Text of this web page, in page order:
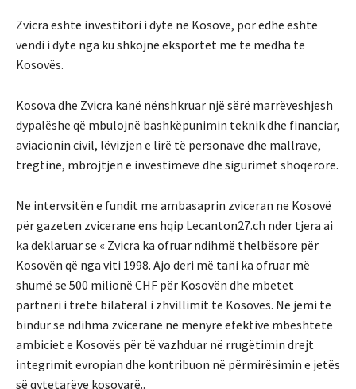
Zvicra është investitori i dytë në Kosovë, por edhe është
vendi i dytë nga ku shkojnë eksportet më të mëdha të
Kosovës.
Kosova dhe Zvicra kanë nënshkruar një sërë marrëveshjesh
dypalëshe që mbulojnë bashkëpunimin teknik dhe financiar,
aviacionin civil, lëvizjen e lirë të personave dhe mallrave,
tregtinë, mbrojtjen e investimeve dhe sigurimet shoqërore.
Ne intervsitën e fundit me ambasaprin zviceran ne Kosovë
për gazeten zvicerane ens hqip Lecanton27.ch nder tjera ai
ka deklaruar se « Zvicra ka ofruar ndihmë thelbësore për
Kosovën që nga viti 1998. Ajo deri më tani ka ofruar më
shumë se 500 milionë CHF për Kosovën dhe mbetet
partneri i tretë bilateral i zhvillimit të Kosovës. Ne jemi të
bindur se ndihma zvicerane në mënyrë efektive mbështetë
ambiciet e Kosovës për të vazhduar në rrugëtimin drejt
integrimit evropian dhe kontribuon në përmirësimin e jetës
së qytetarëve kosovarë..